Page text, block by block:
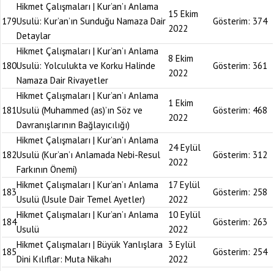
179
Hikmet Çalışmaları | Kur’an’ı Anlama
Usulü: Kur’an’ın Sunduğu Namaza Dair
Detaylar
15 Ekim
2022
Gösterim: 374
180
Hikmet Çalışmaları | Kur’an’ı Anlama
Usulü: Yolculukta ve Korku Halinde
Namaza Dair Rivayetler
8 Ekim
2022
Gösterim: 361
181
Hikmet Çalışmaları | Kur’an’ı Anlama
Usulü (Muhammed (as)’ın Söz ve
Davranışlarının Bağlayıcılığı)
1 Ekim
2022
Gösterim: 468
182
Hikmet Çalışmaları | Kur’an’ı Anlama
Usulü (Kur’an’ı Anlamada Nebi-Resul
Farkının Önemi)
24 Eylül
2022
Gösterim: 312
183
Hikmet Çalışmaları | Kur’an’ı Anlama
Usulü (Usule Dair Temel Ayetler)
17 Eylül
2022
Gösterim: 258
184
Hikmet Çalışmaları | Kur’an’ı Anlama
Usulü
10 Eylül
2022
Gösterim: 263
185
Hikmet Çalışmaları | Büyük Yanlışlara
Dini Kılıflar: Muta Nikahı
3 Eylül
2022
Gösterim: 254